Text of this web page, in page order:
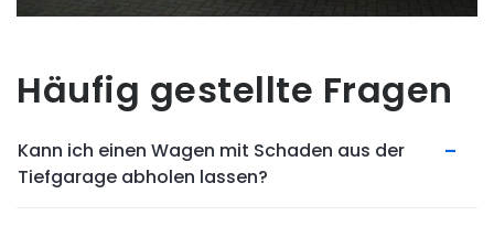
Häufig gestellte Fragen
Kann ich einen Wagen mit Schaden aus der
Tiefgarage abholen lassen?